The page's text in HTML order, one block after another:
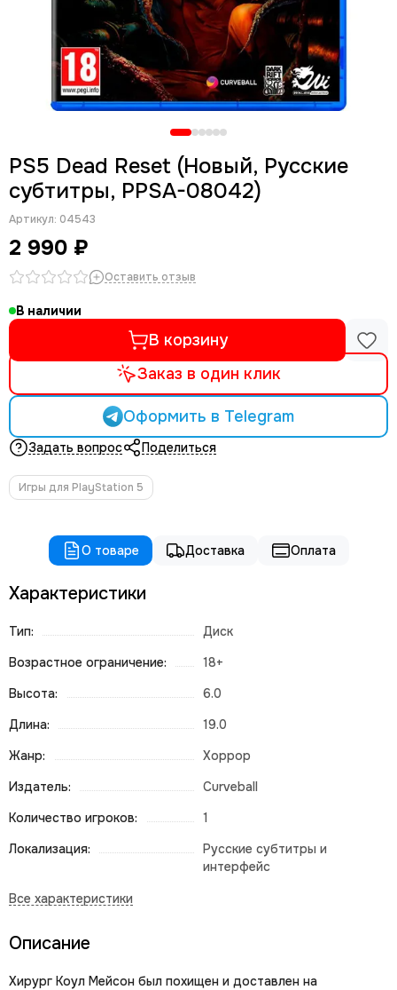
PS5 Dead Reset (Новый, Русские
субтитры, PPSA-08042)
Артикул: 04543
2 990 ₽
Оставить отзыв
В наличии
В корзину
Заказ в один клик
Оформить в Telegram
Задать вопрос Поделиться
Игры для PlayStation 5
О товаре Доставка Оплата
Характеристики
Тип:
Диск
Возрастное ограничение:
18+
Высота:
6.0
Длина:
19.0
Жанр:
Хоррор
Издатель:
Curveball
Количество игроков:
1
Локализация:
Русские субтитры и
интерфейс
Описание
Хирург Коул Мейсон был похищен и доставлен на